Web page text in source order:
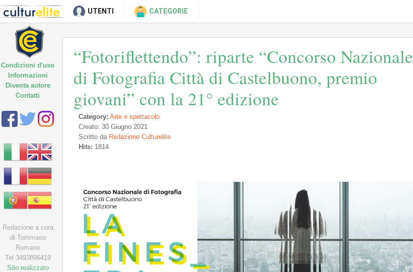
UTENTI CATEGORIE
“Fotoriflettendo”: riparte “Concorso Nazionale
di Fotografia Città di Castelbuono, premio
giovani” con la 21° edizione
Category: Arte e spettacolo
Creato: 30 Giugno 2021
Scritto da Redazione Culturelite
Hits: 1814
Condizioni d'uso
Informazioni
Diventa autore
Contatti
Redazione a cura
di Tommaso
Romano
Tel 3493896419
Sito realizzato